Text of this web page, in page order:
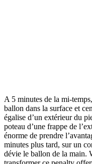
A 5 minutes de la mi-
ballon dans la surface et
égalise d’un extérieur du
poteau d’une frappe de
énorme de prendre
minutes plus tard, sur un
dévie le ballon de la main.